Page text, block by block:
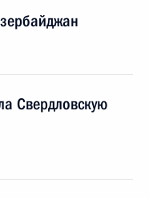
Свердловскую